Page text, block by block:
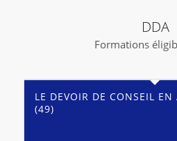
DDA
Formations
LE DEVOIR DE CONSEIL EN
(49)